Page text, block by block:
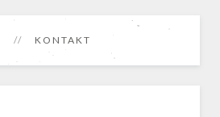
KONTAKT